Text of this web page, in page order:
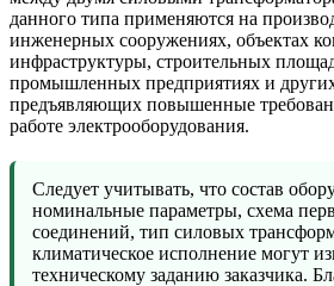
данного типа применяются на
инженерных сооружениях, объектах
инфраструктуры, строительных
промышленных предприятиях и
предъявляющих повышенные
работе электрооборудования.
Следует учитывать, что состав
номинальные параметры, схема
соединений, тип силовых
климатическое исполнение могут
техническому заданию заказчика.